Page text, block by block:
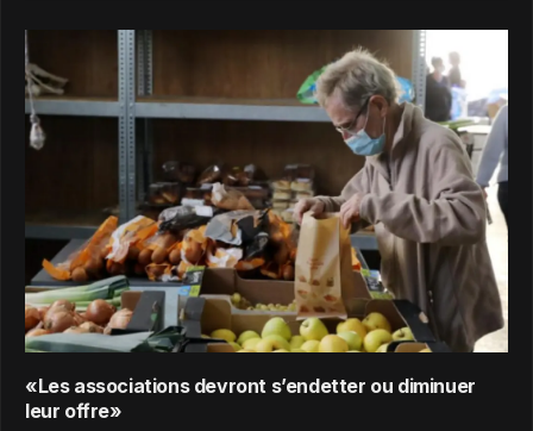
«Les associations devront s’endetter ou diminuer
leur offre»